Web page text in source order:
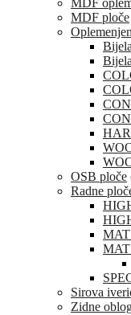
MDF
MDF ploče
OSB ploče
Radne
MAT
MAT
Sirova
Zidne